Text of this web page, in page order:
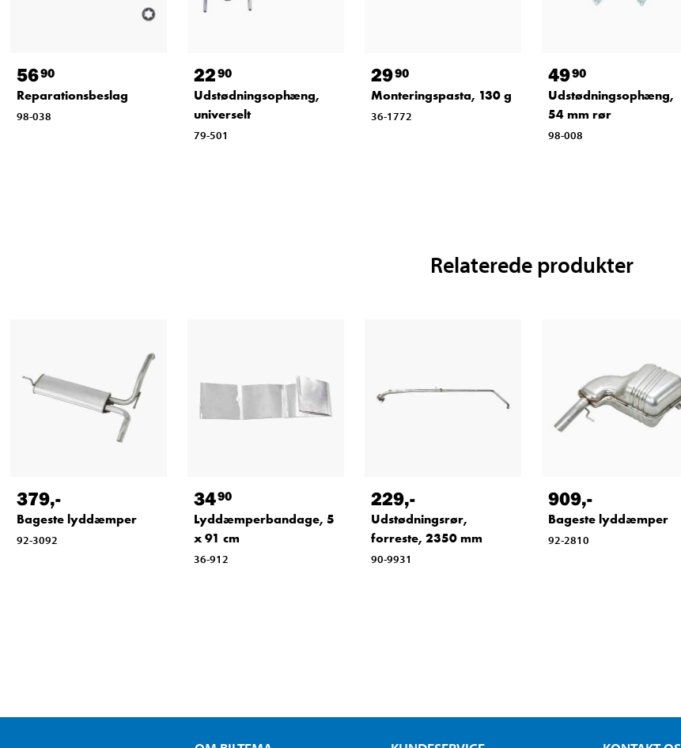
5690
Reparationsbeslag
98-038
2290
Udstødningsophæng,
universelt
79-501
2990
Monteringspasta, 130 g
36-1772
4990
Udstødningsophæng,
54 mm rør
98-008
Relaterede produkter
379,-
Bageste lyddæmper
92-3092
3490
Lyddæmperbandage, 5
x 91 cm
36-912
229,-
Udstødningsrør,
forreste, 2350 mm
90-9931
909,-
Bageste lyddæmper
92-2810